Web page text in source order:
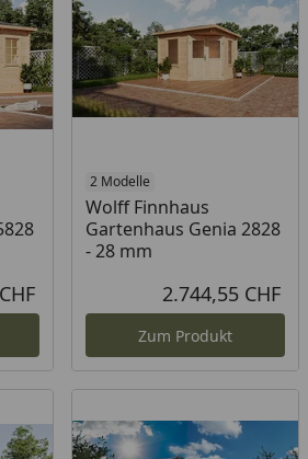
2 Modelle
Wolff Finnhaus
Gartenhaus Genia 2828
- 28 mm
2.744,55 CHF
Zum Produkt